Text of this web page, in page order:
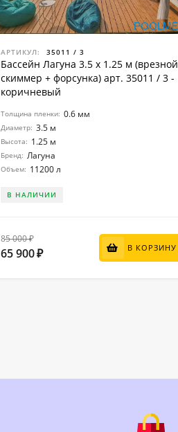
АРТИКУЛ: 35011 / 3
Бассейн Лагуна 3.5 х 1.25 м (врезной
скиммер + форсунка) арт. 35011 / 3 -
коричневый
Толщина пленки: 0.6 мм
Диаметр: 3.5 м
Высота: 1.25 м
Бренд: Лагуна
Объем: 11200 л
В НАЛИЧИИ
85 000 ₽
65 900₽
В КОРЗИНУ